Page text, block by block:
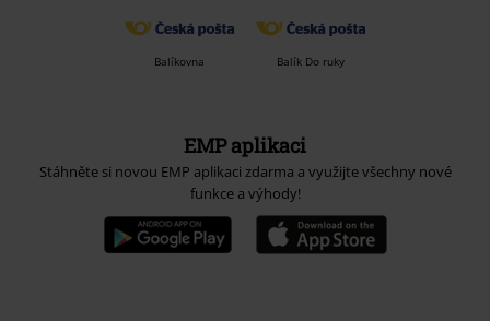
Balíkovna Balík Do ruky
EMP aplikaci
Stáhněte si novou EMP aplikaci zdarma a využijte všechny nové
funkce a výhody!